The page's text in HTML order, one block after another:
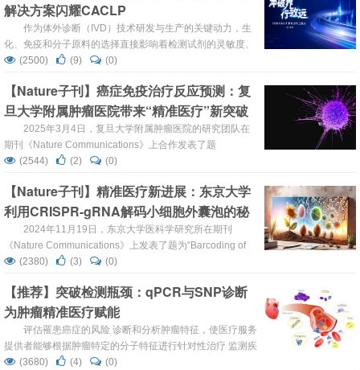
Carcinoma”，...
解决方案闪耀CACLP
作为体外诊断（IVD）技术研发与生产的关键动力，生
化、免疫和分子原料的选择直接影响着检测试剂的灵敏度、
特异性和稳定性，是实现精准、高质量诊断的重要基石。3
届中国国际检验医学暨输血仪器试剂博览会（CACLP）并
举办卫星会，聚焦高性能链霉亲和素的技术创新与应用，以
及高品质生化原料驱动IVD行业发展等话题，展开了深入且
全面的分享。 ...
(2500) (9) (0)
【Nature子刊】癌症免疫治疗反应预测：复
旦大学附属肿瘤医院带来“精准医疗”新突破
2025年3月4日，复旦大学附属肿瘤医院的研究团队在
期刊《Nature Communications》上合作发表了题
为“Antigen-presenting cancer associated fibroblasts
response”的研究论文。 http...
(2544) (2) (0)
【Nature子刊】精准医疗新进展：东京大学
利用CRISPR-gRNA解码小细胞外囊泡的秘
2024年11月19日，东京大学医科学研究所在期刊
《Nature Communications》上发表了题为“Barcoding of
small extracellular vesicles with CRISPR-gRNA enables
biogenesis and rele...
(2380) (3) (0)
【推荐】突破检测瓶颈：qPCR与SNP诊断
为肿瘤精准医疗赋能
评估罹患癌症的风险 诊断和分析肿瘤特征，使医疗服务
提供者能够根据肿瘤特定的分子特征进行针对性治疗 监测疾
病进展、治疗反应和安全性分析（毒性） 对初步治疗干预后
(3680) (4) (0)